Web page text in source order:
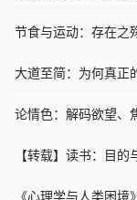
节食与运动：存在之
大道至简：为何真正
论情色：解码欲望、
【转载】读书：目的